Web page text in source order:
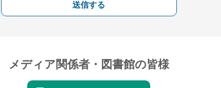
送信する
メディア関係者・図書館の皆様